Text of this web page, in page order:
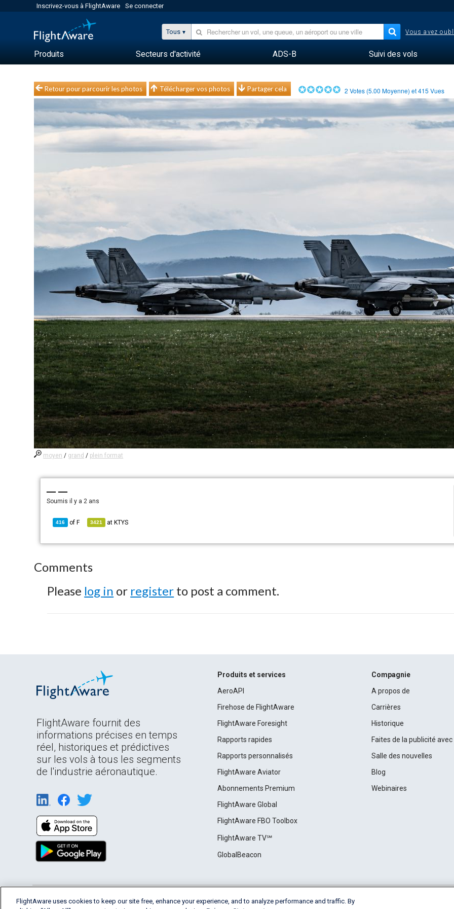
Inscrivez-vous à FlightAware Se connecter
Tous Vous avez
Produits Secteurs d'activité ADS-B Suivi des vols
Retour pour parcourir les photos Télécharger vos photos Partager cela 2 Votes (5.00 Moyenne) et415 Vues
moyen / grand / plein format
— —
Soumisil y a 2 ans
416 of F 3421 at KTYS
Comments
Please log in or register to post a comment.
FlightAware fournit des
informations précises en temps
réel, historiques et prédictives
sur les vols à tous les segments
de l'industrie aéronautique.
Produits et services
AeroAPI
Firehose de FlightAware
FlightAware Foresight
Rapports rapides
Rapports personnalisés
FlightAware Aviator
Abonnements Premium
FlightAware Global
FlightAware FBO Toolbox
FlightAware TV℠
GlobalBeacon
Compagnie
A propos de
Carrières
Historique
Faites de la publicité
Salle des nouvelles
Blog
Webinaires
English (USA) 2026 FlightAware Terms of Use Privacy Cookie Settings
FlightAware uses cookies to keep our site free, enhance your experience, and to analyze performance and traffic. By